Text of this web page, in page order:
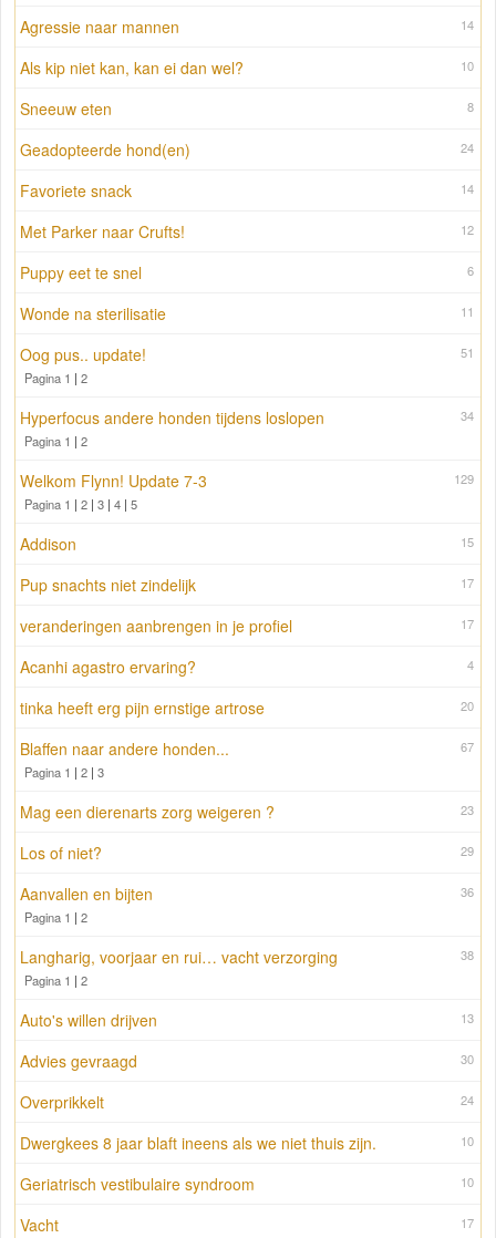
14
Agressie naar mannen
10
Als kip niet kan, kan ei dan wel?
8
Sneeuw eten
24
Geadopteerde hond(en)
14
Favoriete snack
12
Met Parker naar Crufts!
6
Puppy eet te snel
11
Wonde na sterilisatie
51
Oog pus.. update!
Pagina 1 | 2
34
Hyperfocus andere honden tijdens loslopen
Pagina 1 | 2
129
Welkom Flynn! Update 7-3
Pagina 1 | 2 | 3 | 4 | 5
15
Addison
17
Pup snachts niet zindelijk
17
veranderingen aanbrengen in je profiel
4
Acanhi agastro ervaring?
20
tinka heeft erg pijn ernstige artrose
67
Blaffen naar andere honden...
Pagina 1 | 2 | 3
23
Mag een dierenarts zorg weigeren ?
29
Los of niet?
36
Aanvallen en bijten
Pagina 1 | 2
38
Langharig, voorjaar en rui… vacht verzorging
Pagina 1 | 2
13
Auto's willen drijven
30
Advies gevraagd
24
Overprikkelt
10
Dwergkees 8 jaar blaft ineens als we niet thuis zijn.
10
Geriatrisch vestibulaire syndroom
17
Vacht